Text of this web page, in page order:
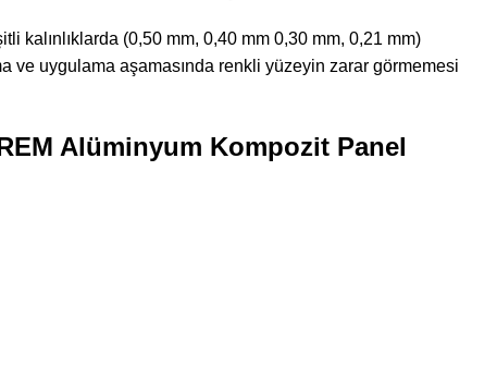
kalınlıklarda (0,50 mm, 0,40 mm 0,30 mm, 0,21 mm)
ve uygulama aşamasında renkli yüzeyin zarar görmemesi
Alüminyum Kompozit Panel